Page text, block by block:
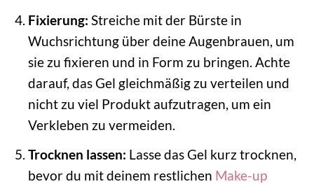
Fixierung: Streiche mit der Bürste in
Wuchsrichtung über deine Augenbrauen, um
sie zu fixieren und in Form zu bringen. Achte
darauf, das Gel gleichmäßig zu verteilen und
nicht zu viel Produkt aufzutragen, um ein
Verkleben zu vermeiden.
Trocknen lassen: Lasse das Gel kurz trocknen,
bevor du mit deinem restlichen Make-up